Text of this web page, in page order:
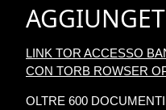
LINK TOR ACCESSO
CON TORB ROWSER
OLTRE 600